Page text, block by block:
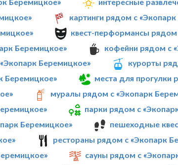
картинги рядом с
квест-перформансы
Беремицкое»
кофейни рядом с
Беремицкое»
курорты
Беремицкое»
места для прогулки
муралы рядом с «Экопарк
парки рядом с
Беремицкое»
пешеходные
рестораны рядом с «Экопарк
сауны рядом с